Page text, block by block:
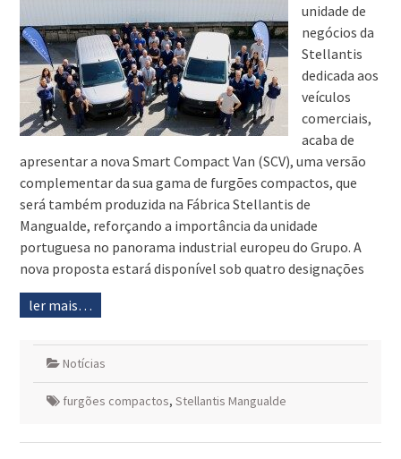
unidade de
negócios da
Stellantis
dedicada aos
veículos
comerciais,
acaba de
apresentar a nova Smart Compact Van (SCV), uma versão
complementar da sua gama de furgões compactos, que
será também produzida na Fábrica Stellantis de
Mangualde, reforçando a importância da unidade
portuguesa no panorama industrial europeu do Grupo. A
nova proposta estará disponível sob quatro designações
ler mais…
Notícias
furgões compactos, Stellantis Mangualde